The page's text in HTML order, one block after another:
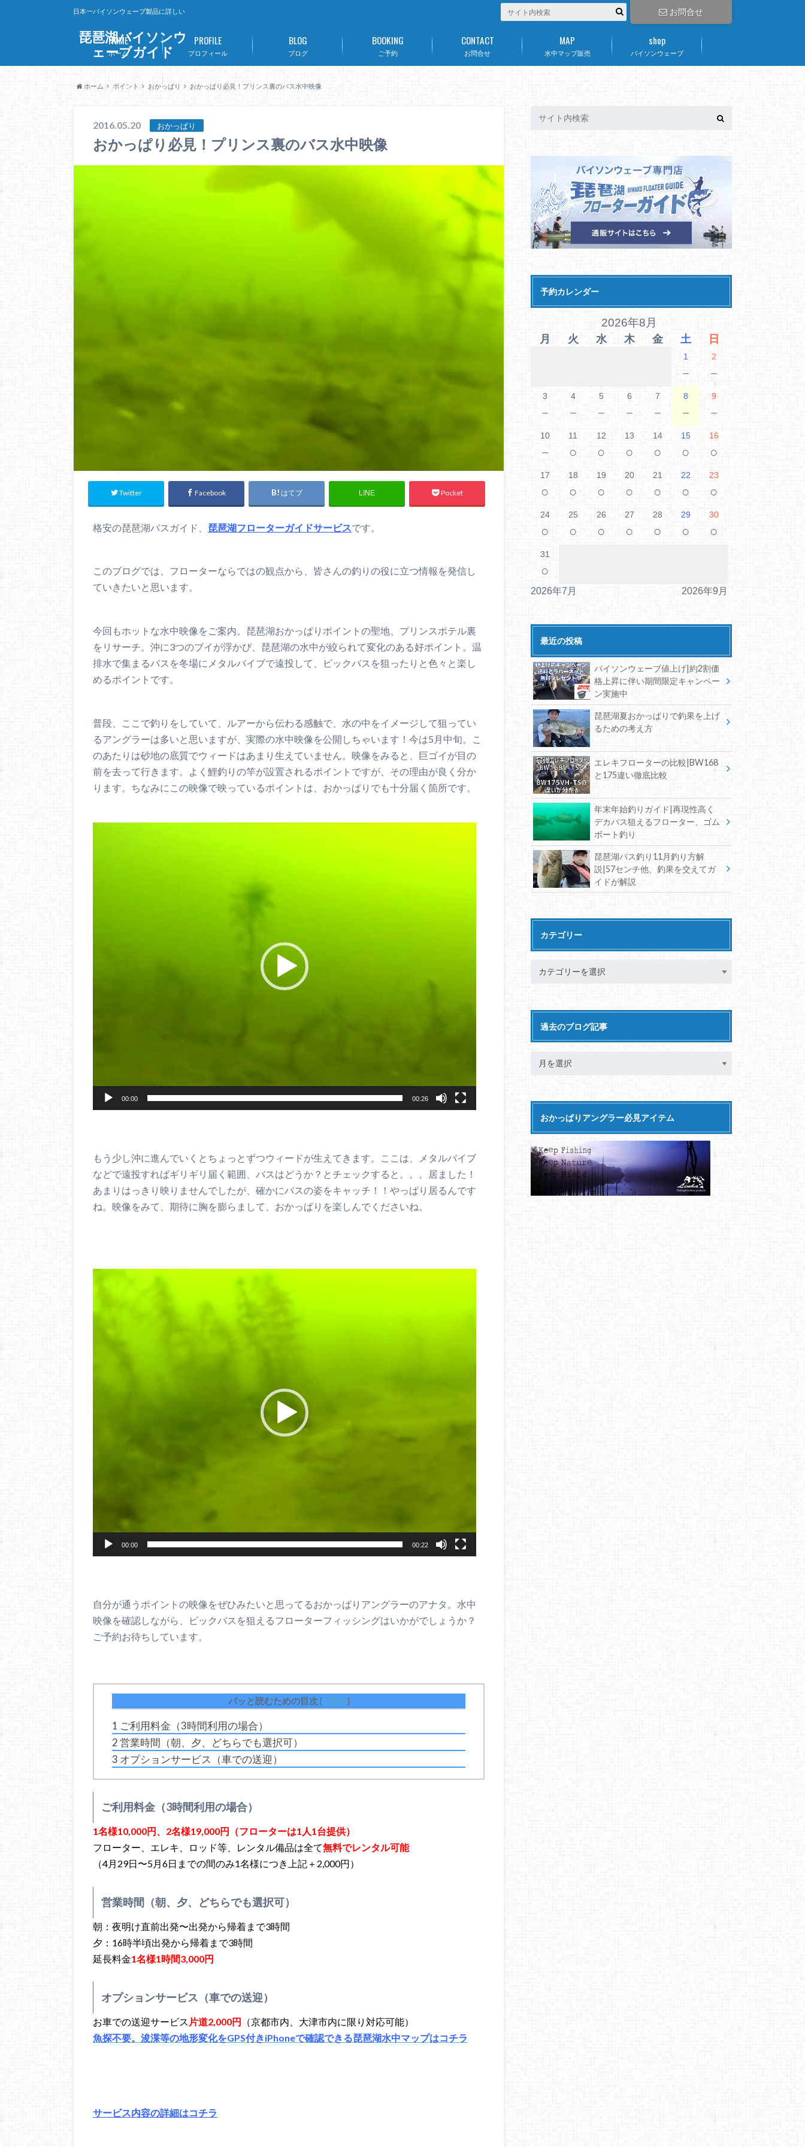
琵琶湖バイソンウ
ェーブガイド
日本一バイソンウェーブ製品に詳しい お問合せ
ホーム
HOME
プロフィール
PROFILE
ブログ
BLOG
ご予約
BOOKING
お問合せ
CONTACT
水中マップ販売
MAP
バイソンウェーブ
shop
リチビー
ホーム ポイント おかっぱり おかっぱり必見！プリンス裏のバス水中映像
2016.05.20 おかっぱり
おかっぱり必見！プリンス裏のバス水中映像
Twitter Facebook はてブ LINE Pocket
格安の琵琶湖バスガイド、 琵琶湖フローターガイドサービスです。
このブログでは、フローターならではの観点から、皆さんの釣りの役に立つ情報を発信し
ていきたいと思います。
今回もホットな水中映像をご案内。琵琶湖おかっぱりポイントの聖地、プリンスポテル裏
をリサーチ。沖に3つのブイが浮かび、琵琶湖の水中が絞られて変化のある好ポイント。温
排水で集まるバスを冬場にメタルバイブで遠投して、ビックバスを狙ったりと色々と楽し
めるポイントです。
普段、ここで釣りをしていて、ルアーから伝わる感触で、水の中をイメージして狙ってい
るアングラーは多いと思いますが、実際の水中映像を公開しちゃいます！今は5月中旬。こ
のあたりは砂地の底質でウィードはあまり生えていません。映像をみると、巨ゴイが目の
前を去って行きます。よく鯉釣りの竿が設置されるポイントですが、その理由が良く分か
ります。ちなみにこの映像で映っているポイントは、おかっぱりでも十分届く箇所です。
00:00 00:26
もう少し沖に進んでいくとちょっとずつウィードが生えてきます。ここは、メタルバイブ
などで遠投すればギリギリ届く範囲、バスはどうか？とチェックすると。。。居ました！
あまりはっきり映りませんでしたが、確かにバスの姿をキャッチ！！やっぱり居るんです
ね。映像をみて、期待に胸を膨らまして、おかっぱりを楽しんでくださいね。
00:00 00:22
自分が通うポイントの映像をぜひみたいと思ってるおかっぱりアングラーのアナタ。水中
映像を確認しながら、ビックバスを狙えるフローターフィッシングはいかがでしょうか？
ご予約お待ちしています。
パッと読むための目次 [非表示]
1 ご利用料金（3時間利用の場合）
2 営業時間（朝、夕、どちらでも選択可）
3 オプションサービス（車での送迎）
ご利用料金（3時間利用の場合）
1名様10,000円、2名様19,000円 （フローターは1人1台提供）
フローター、エレキ、ロッド等、レンタル備品は全て無料でレンタル可能
（4月29日〜5月6日までの間のみ1名様につき上記＋2,000円）
営業時間（朝、夕、どちらでも選択可）
朝：夜明け直前出発〜出発から帰着まで3時間
夕：16時半頃出発から帰着まで3時間
延長料金1名様1時間3,000円
オプションサービス（車での送迎）
お車での送迎サービス 片道2,000円 （京都市内、大津市内に限り対応可能）
魚探不要。浚渫等の地形変化をGPS付きiPhoneで確認できる琵琶湖水中マップはコチラ
サービス内容の詳細はコチラ
予約カレンダー
2026年8月
月 火 水 木 金 土 日
1
－
2
－
3
－
4
－
5
－
6
－
7
－
8
－
9
－
10
－
11
○
12
○
13
○
14
○
15
○
16
○
17
○
18
○
19
○
20
○
21
○
22
○
23
○
24
○
25
○
26
○
27
○
28
○
29
○
30
○
31
○
2026年7月 2026年9月
最近の投稿
バイソンウェーブ値上げ|約2割価
格上昇に伴い期間限定キャンペー
ン実施中
琵琶湖夏おかっぱりで釣果を上げ
るための考え方
エレキフローターの比較|BW168
と175違い徹底比較
年末年始釣りガイド|再現性高く
デカバス狙えるフローター、ゴム
ボート釣り
琵琶湖バス釣り11月釣り方解
説|57センチ他、釣果を交えてガ
イドが解説
カテゴリー
過去のブログ記事
おかっぱりアングラー必見アイテム